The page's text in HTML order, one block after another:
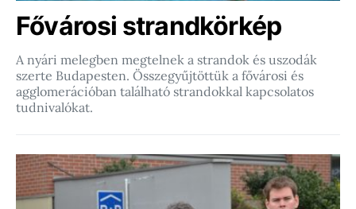
Fővárosi strandkörkép
A nyári melegben megtelnek a strandok és uszodák
szerte Budapesten. Összegyűjtöttük a fővárosi és
agglomerációban található strandokkal kapcsolatos
tudnivalókat.